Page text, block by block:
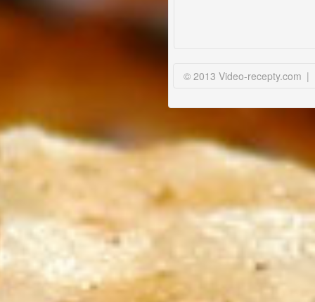
© 2013 Video-recepty.com |